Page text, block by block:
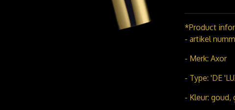
*Product
- artikel
- Merk: Axor
- Type: 'DE
- Kleur: goud,